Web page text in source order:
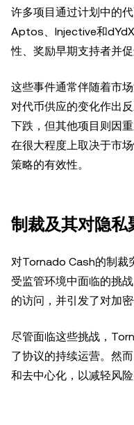
许多项目通过计划中的
Aptos、Injective和
性、奖励早期支持者并促
这些事件通常伴随着市
对代币供应的变化作出
下跌，但其他项目则因
在很大程度上取决于市
策略的有效性。
制裁及其对隐私
对Tornado Cash的制裁
受监管环境中面临的挑
的访问，并引发了对加
尽管面临这些挑战，
了协议的持续运营。然
和去中心化，以减轻风